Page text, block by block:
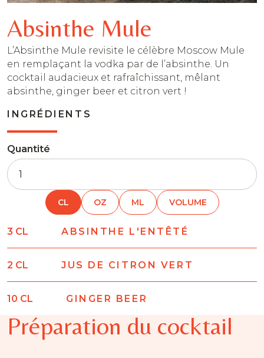
Absinthe Mule
L’Absinthe Mule revisite le célèbre Moscow Mule
en remplaçant la vodka par de l’absinthe. Un
cocktail audacieux et rafraîchissant, mêlant
absinthe, ginger beer et citron vert !
INGRÉDIENTS
Quantité
CL OZ ML VOLUME
3 CL ABSINTHE L'ENTÊTÉ
2 CL JUS DE CITRON VERT
10 CL GINGER BEER
Préparation du cocktail